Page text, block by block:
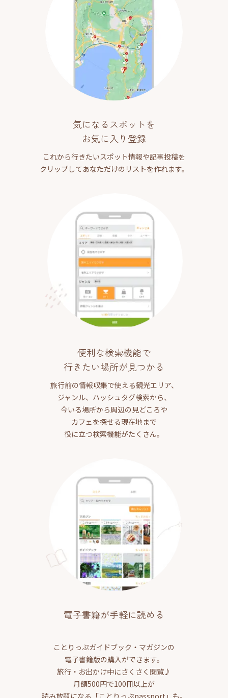
気になるスポットを
お気に入り登録
これから行きたいスポット情報や記事投稿を
クリップしてあなただけのリストを作れます。
便利な検索機能で
行きたい場所が見つかる
旅行前の情報収集で使える観光エリア、
ジャンル、ハッシュタグ検索から、
今いる場所から周辺の見どころや
カフェを探せる現在地まで
役に立つ検索機能がたくさん。
電子書籍が手軽に読める
ことりっぷガイドブック・マガジンの
電子書籍版の購入ができます。
旅行・お出かけ中にさくさく閲覧♪
月額500円で100冊以上が
読み放題になる「ことりっぷpassport」も。